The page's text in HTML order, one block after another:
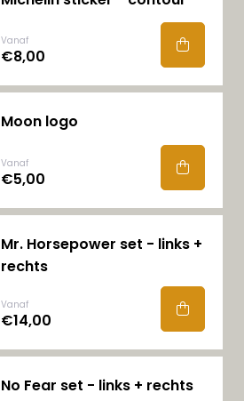
Vanaf
€8,00
Moon logo
Vanaf
€5,00
Mr. Horsepower set - links +
rechts
Vanaf
€14,00
No Fear set - links + rechts